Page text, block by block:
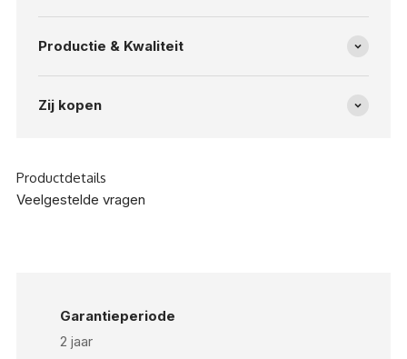
Productie & Kwaliteit
Zij kopen
Productdetails
Veelgestelde vragen
Garantieperiode
2 jaar